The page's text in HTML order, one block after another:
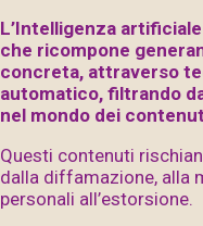
L’Intelligenza
che ricompone
concreta, attraverso
automatico, filtrando
nel mondo dei
Questi contenuti
dalla diffamazione, alla
personali all’estorsione.